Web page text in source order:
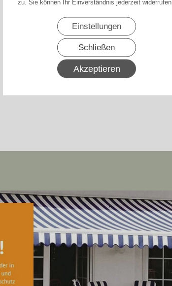
zu. Sie können Ihr Einverständnis jederzeit widerrufen.
Einstellungen
Schließen
Akzeptieren